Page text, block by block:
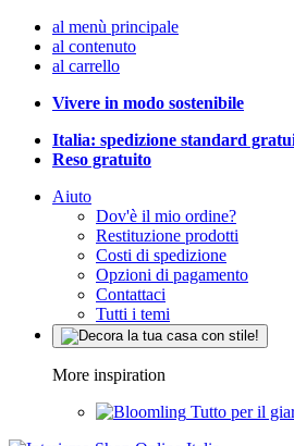
al menù principale
al contenuto
al carrello
Vivere in modo sostenibile
Italia: spedizione standard
Reso gratuito
Aiuto
Dov'è il mio ordine?
Restituzione prodotti
Costi di spedizione
Opzioni di pagamento
Contattaci
Tutti i temi
More inspiration
Tutto per il